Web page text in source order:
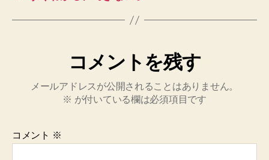
コメントを残す
メールアドレスが公開されることはありません。
※ が付いている欄は必須項目です
コメント ※